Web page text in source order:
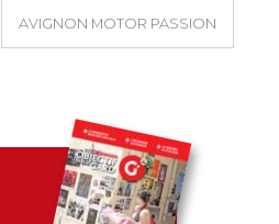
AVIGNON MOTOR PASSION